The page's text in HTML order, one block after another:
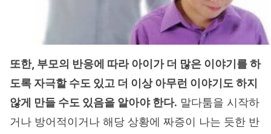
또한, 부모의 반응에 따라 아이가 더 많은 이야기를 하
도록 자극할 수도 있고 더 이상 아무런 이야기도 하지
않게 만들 수도 있음을 알아야 한다. 말다툼을 시작하
거나 방어적이거나 해당 상황에 짜증이 나는 듯한 반